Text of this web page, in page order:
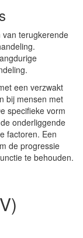
terugkerende
een verzwakt
bij mensen met
specifieke vorm
onderliggende
factoren. Een
de progressie
te behouden.